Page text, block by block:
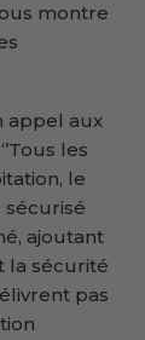
montre
appel aux
les
le
ajoutant
la sécurité
pas